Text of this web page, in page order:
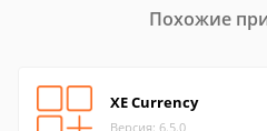
Похожие
XE Currency
Версия: 6.5.0